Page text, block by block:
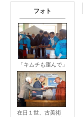
フォト
「キムチも運んで」
在日１世、古美術